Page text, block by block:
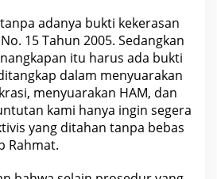
adanya bukti kekerasan
15 Tahun 2005. Sedangkan
itu harus ada bukti
dalam menyuarakan
menyuarakan HAM, dan
kami hanya ingin segera
yang ditahan tanpa bebas
Rahmat.